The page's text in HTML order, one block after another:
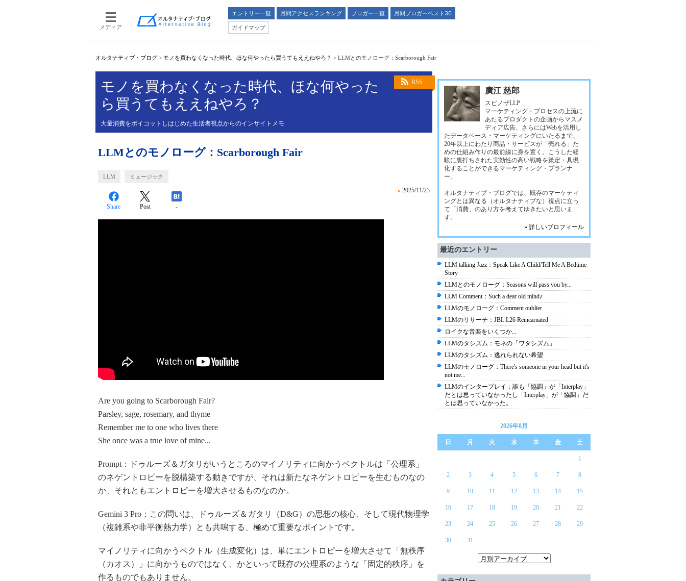
メディア
エントリー一覧 月間アクセスランキング ブロガー一覧
月間ブロガーベスト30
ガイドマップ
オルタナティブ・ブログ > モノを買わなくなった時代、ほな何やったら買うてもええねやろ？ > LLMとのモノローグ：Scarborough Fair
RSS
モノを買わなくなった時代、ほな何やった
ら買うてもええねやろ？
大量消費をボイコットしはじめた生活者視点からのインサイトメモ
LLMとのモノローグ：Scarborough Fair
LLM ミュージック
» 2025/11/23
Share Post -
Are you going to Scarborough Fair?
Parsley, sage, rosemary, and thyme
Remember me to one who lives there
She once was a true love of mine...
Prompt：ドゥルーズ＆ガタリがいうところのマイノリティに向かうベクトルは「公理系」
のネゲントロピーを脱構築する動きですが、それは新たなネゲントロピーを生むものなの
か、それともエントロピーを増大させるものなのか。
Gemini 3 Pro：この問いは、ドゥルーズ＆ガタリ（D&G）の思想の核心、そして現代物理学
（複雑系や非平衡熱力学）とも共鳴する、極めて重要なポイントです。
マイノリティに向かうベクトル（生成変化）は、単にエントロピーを増大させて「無秩序
（カオス）」に向かうものではなく、かといって既存の公理系のような「固定的秩序」を
作るものでもありません。
廣江 慈郎
スピノザLLP
マーケティング・プロセスの上流に
あたるプロダクトの企画からマスメ
ディア広告、さらにはWebを活用し
たデータベース・マーケティングにいたるまで、
20年以上にわたり商品・サービスが「売れる」た
めの仕組み作りの最前線に身を置く。こうした経
験に裏打ちされた実効性の高い戦略を策定・具現
化することができるマーケティング・プランナ
ー。
オルタナティブ・ブログでは、既存のマーケティ
ングとは異なる（オルタナティブな）視点に立っ
て「消費」のあり方を考えてゆきたいと思いま
す。
» 詳しいプロフィール
最近のエントリー
LLM talking Jazz：Speak Like A Child/Tell Me A Bedtime
Story
LLMとのモノローグ：Seasons will pass you by...
LLM Comment：Such a dear old mind♪
LLMのモノローグ：Comment oublier
LLMのリサーチ：JBL L26 Reincarnated
ロイクな音楽をいくつか...
LLMのタシズム：モネの「ワタシズム」
LLMのタシズム：逃れられない希望
LLMのモノローグ：There's someone in your head but it's
not me...
LLMのインタープレイ：誰も「協調」が「Interplay」
だとは思っていなかったし「Interplay」が「協調」だ
とは思っていなかった。
2026年8月
日 月 火 水 木 金 土
1
2 3 4 5 6 7 8
9 10 11 12 13 14 15
16 17 18 19 20 21 22
23 24 25 26 27 28 29
30 31